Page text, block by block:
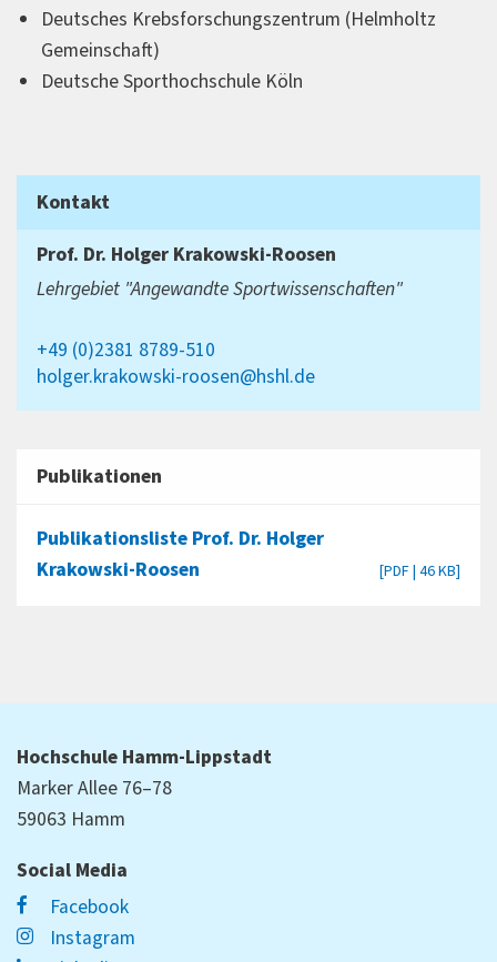
Deutsches Krebsforschungszentrum (Helmholtz
Gemeinschaft)
Deutsche Sporthochschule Köln
Kontakt
Prof. Dr. Holger Krakowski-Roosen
Lehrgebiet "Angewandte Sportwissenschaften"
+49 (0)2381 8789-510
holger.krakowski-roosen@hshl.de
Publikationen
Publikationsliste Prof. Dr. Holger
Krakowski-Roosen
[PDF | 46 KB]
Hochschule Hamm-Lippstadt
Marker Allee 76–78
59063 Hamm
Social Media
Facebook
Instagram